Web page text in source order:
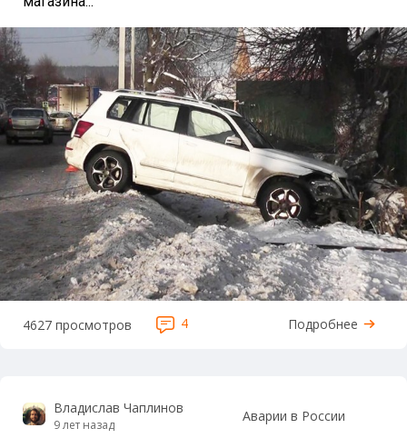
4627 просмотров 4 Подробнее
Владислав Чаплинов
9 лет назад Аварии в России